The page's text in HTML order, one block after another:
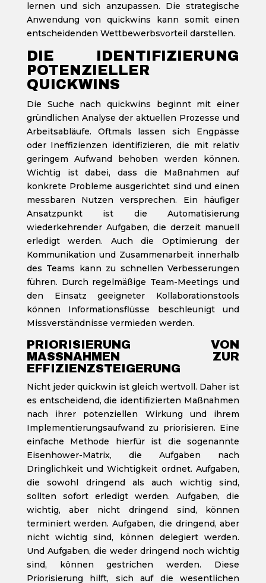
lernen und sich anzupassen. Die strategische
Anwendung von quickwins kann somit einen
entscheidenden Wettbewerbsvorteil darstellen.
DIE IDENTIFIZIERUNG
POTENZIELLER
QUICKWINS
Die Suche nach quickwins beginnt mit einer
gründlichen Analyse der aktuellen Prozesse und
Arbeitsabläufe. Oftmals lassen sich Engpässe
oder Ineffizienzen identifizieren, die mit relativ
geringem Aufwand behoben werden können.
Wichtig ist dabei, dass die Maßnahmen auf
konkrete Probleme ausgerichtet sind und einen
messbaren Nutzen versprechen. Ein häufiger
Ansatzpunkt ist die Automatisierung
wiederkehrender Aufgaben, die derzeit manuell
erledigt werden. Auch die Optimierung der
Kommunikation und Zusammenarbeit innerhalb
des Teams kann zu schnellen Verbesserungen
führen. Durch regelmäßige Team-Meetings und
den Einsatz geeigneter Kollaborationstools
können Informationsflüsse beschleunigt und
Missverständnisse vermieden werden.
PRIORISIERUNG VON
MASSNAHMEN ZUR E
FFIZIENZSTEIGERUNG
Nicht jeder quickwin ist gleich wertvoll. Daher ist
es entscheidend, die identifizierten Maßnahmen
nach ihrer potenziellen Wirkung und ihrem
Implementierungsaufwand zu priorisieren. Eine
einfache Methode hierfür ist die sogenannte
Eisenhower-Matrix, die Aufgaben nach
Dringlichkeit und Wichtigkeit ordnet. Aufgaben,
die sowohl dringend als auch wichtig sind,
sollten sofort erledigt werden. Aufgaben, die
wichtig, aber nicht dringend sind, können
terminiert werden. Aufgaben, die dringend, aber
nicht wichtig sind, können delegiert werden.
Und Aufgaben, die weder dringend noch wichtig
sind, können gestrichen werden. Diese
Priorisierung hilft, sich auf die wesentlichen